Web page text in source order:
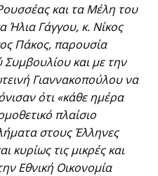
και τα Μέλη του
Ήλια Γάγγου, κ. Νίκος
Πάκος, παρουσία
και με την
Γιαννακοπούλου να
ότι «κάθε ημέρα
πλαίσιο
στους Έλληνες
κυρίως τις μικρές και
Εθνική Οικονομία